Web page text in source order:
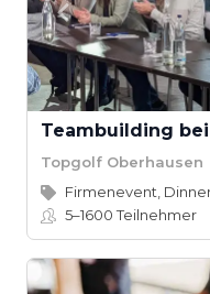
Teambuilding
Topgolf Oberhausen
Firmenevent,
5–1600Teilnehmer